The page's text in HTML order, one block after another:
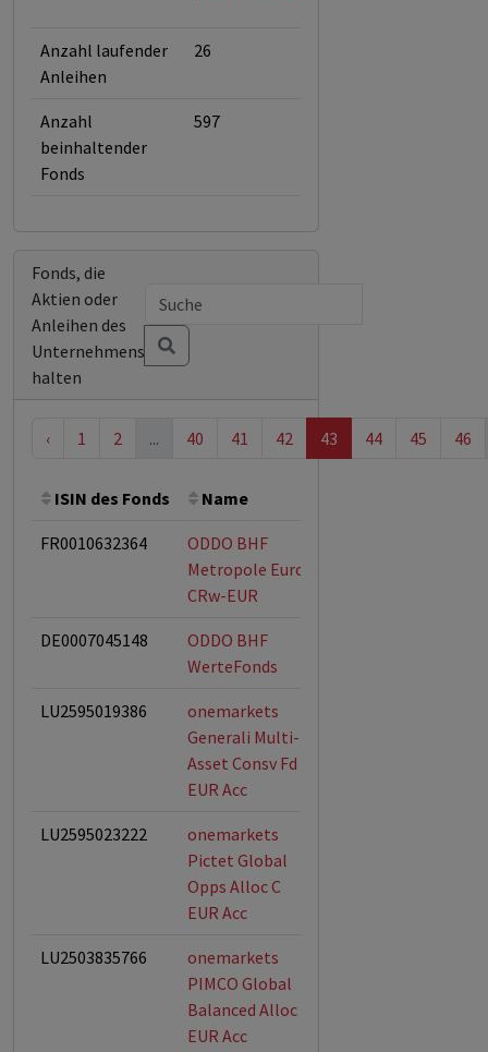
Anzahl laufender
Anleihen
26
Anzahl
beinhaltender
Fonds
597
Fonds, die
Aktien oder
Anleihen des
Unternehmens
halten
‹ 1 2 ... 40 41 42 43 44 45 46
ISIN des Fonds Name
FR0010632364
ODDO BHF
Metropole Euro
CRw-EUR
DE0007045148
ODDO BHF
WerteFonds
LU2595019386
onemarkets
Generali Multi-
Asset Consv Fd C
EUR Acc
LU2595023222
onemarkets
Pictet Global
Opps Alloc C
EUR Acc
LU2503835766
onemarkets
PIMCO Global
Balanced Alloc C
EUR Acc